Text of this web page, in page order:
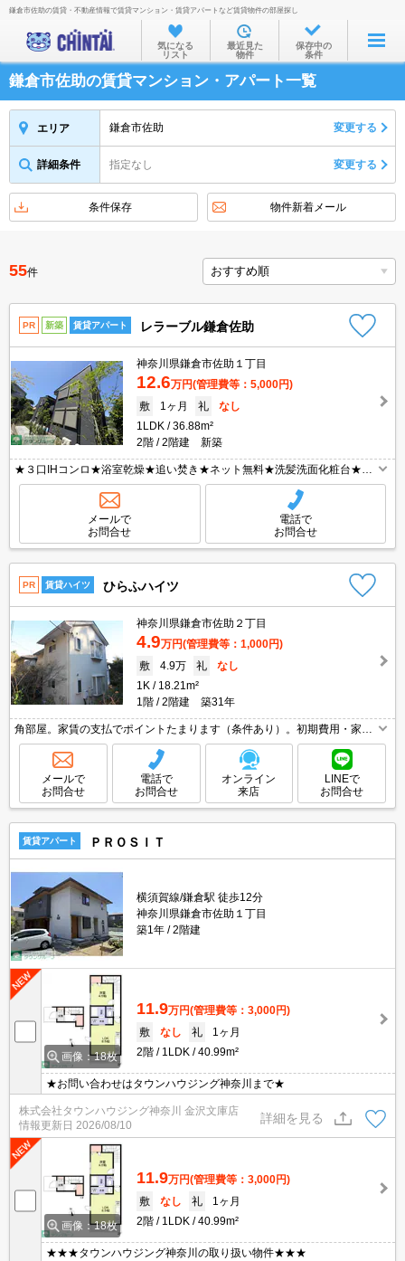
お部屋を探す
沿線・駅から
住所から
物件特集から
不動産会社から
TOP
鎌倉市佐助の賃貸・不動産情報で賃貸マンション・賃貸アパートなど賃貸物件の部屋探し
気になる
リスト
最近見た
物件
保存中の
条件
鎌倉市佐助の賃貸マンション・アパート一覧
エリア 鎌倉市佐助 変更する
詳細条件 指定なし 変更する
条件保存 物件新着メール
55件
PR 新築 賃貸アパート レラーブル鎌倉佐助
神奈川県鎌倉市佐助１丁目
12.6万円(管理費等：5,000円)
敷
1ヶ月 礼
なし
1LDK
36.88m²
2階
2階建 新築
★３口IHコンロ★浴室乾燥★追い焚き★ネット無料★洗髪洗面化粧台★宅
配BOX★都市ガス★温水洗浄便座★室内物干し★電子ロック★
メールで
お問合せ
電話で
お問合せ
PR 賃貸ハイツ ひらふハイツ
神奈川県鎌倉市佐助２丁目
4.9万円(管理費等：1,000円)
敷
4.9万 礼
なし
1K
18.21m²
1階
2階建 築31年
角部屋。家賃の支払でポイントたまります（条件あり）。初期費用・家賃
カード払い可。仲介手数料家賃の0.55ヵ月分。J:COMインターネット100
Mbps Wi-Fi無料。引越指定業者あり。
メールで
お問合せ
電話で
お問合せ
オンライン
来店
LINEで
お問合せ
賃貸アパート ＰＲＯＳＩＴ
横須賀線/鎌倉駅 徒歩12分
神奈川県鎌倉市佐助１丁目
築1年
2階建
画像：18枚
11.9万円(管理費等：3,000円)
敷
なし 礼
1ヶ月
2階
1LDK 40.99m²
★お問い合わせはタウンハウジング神奈川まで★
株式会社タウンハウジング神奈川 金沢文庫店
情報更新日 2026/08/10
詳細を見る
画像：18枚
11.9万円(管理費等：3,000円)
敷
なし 礼
1ヶ月
2階
1LDK 40.99m²
★★★タウンハウジング神奈川の取り扱い物件★★★